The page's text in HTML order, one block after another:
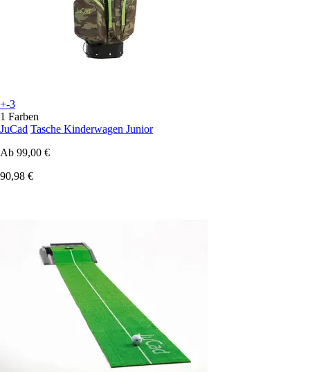
+-3
1 Farben
JuCad Tasche Kinderwagen Junior
Ab 99,00 €
90,98 €